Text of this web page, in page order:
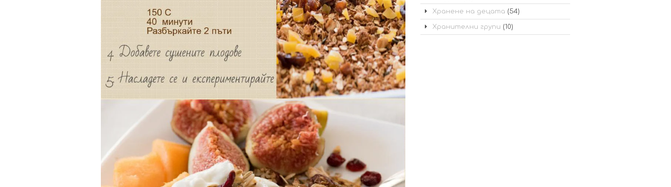
Хранене на децата (54)
Хранителни групи (10)